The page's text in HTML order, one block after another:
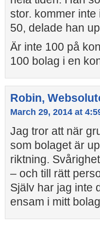
stor. kommer
50, delade han
Är inte 100 på
100 bolag i en
Robin,
March 29, 2014 at
Jag tror att när
som bolaget är
riktning.
– och till rätt
Själv har jag inte
ensam i mitt